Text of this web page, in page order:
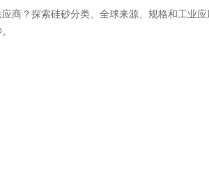
商？探索硅砂分类、全球来源、规格和工业